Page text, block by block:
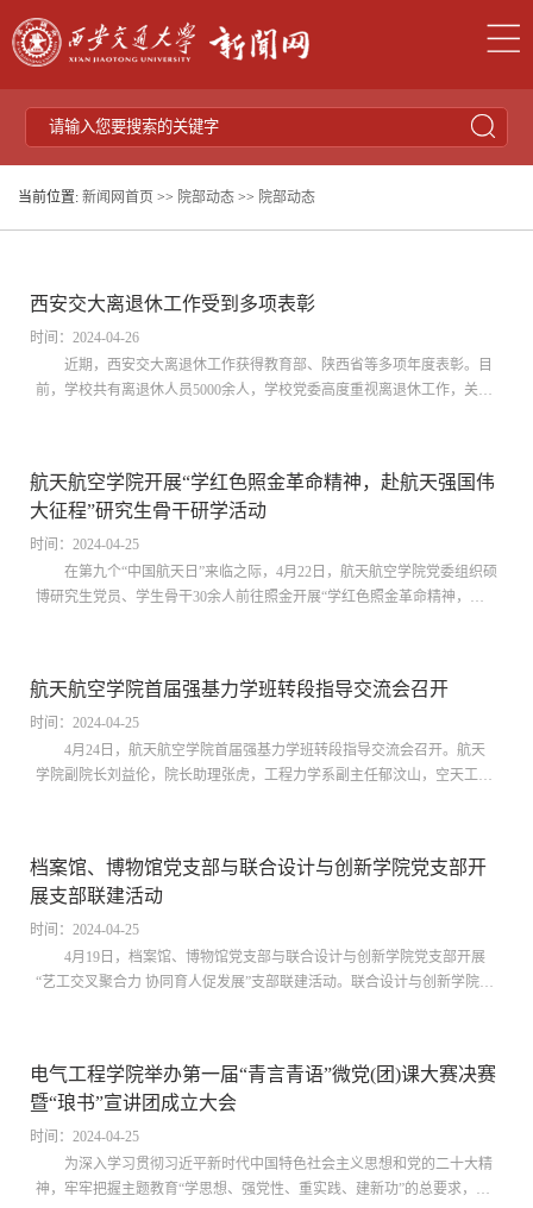
当前位置: 新闻网首页 >> 院部动态 >> 院部动态
西安交大离退休工作受到多项表彰
时间：2024-04-26
近期，西安交大离退休工作获得教育部、陕西省等多项年度表彰。目
前，学校共有离退休人员5000余人，学校党委高度重视离退休工作，关心
示精神，深化服务职能，用心用情、精准服务，持续加强离退休党的建
设，扎实做好离退休...
航天航空学院开展“学红色照金革命精神，赴航天强国伟
大征程”研究生骨干研学活动
时间：2024-04-25
在第九个“中国航天日”来临之际，4月22日，航天航空学院党委组织硕
博研究生党员、学生骨干30余人前往照金开展“学红色照金革命精神，赴
到“没有陈家坡会议就没有陕甘边革命根据地”的深刻内涵，深刻认识到坚
持党的集中...
航天航空学院首届强基力学班转段指导交流会召开
时间：2024-04-25
4月24日，航天航空学院首届强基力学班转段指导交流会召开。航天
学院副院长刘益伦，院长助理张虎，工程力学系副主任郁汶山，空天工程
通交流反馈渠道，有机联动力学、空天两系，为同学们继续深造读研及专
业选择发展创设更为...
档案馆、博物馆党支部与联合设计与创新学院党支部开
展支部联建活动
时间：2024-04-25
4月19日，档案馆、博物馆党支部与联合设计与创新学院党支部开展
“艺工交叉聚合力 协同育人促发展”支部联建活动。联合设计与创新学院党
物馆办公室主任孟晖主持。龙跃介绍了档案馆、博物馆组织架构，并从
“展览-活动-实践-...
电气工程学院举办第一届“青言青语”微党(团)课大赛决赛
暨“琅书”宣讲团成立大会
时间：2024-04-25
为深入学习贯彻习近平新时代中国特色社会主义思想和党的二十大精
神，牢牢把握主题教育“学思想、强党性、重实践、建新功”的总要求，切